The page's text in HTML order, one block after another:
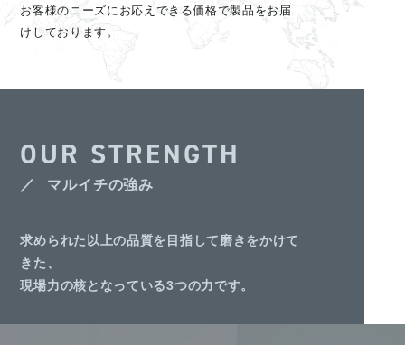
お客様のニーズにお応えできる価格で製品をお届
けしております。
OUR STRENGTH
マルイチの強み
求められた以上の品質を目指して磨きをかけて
きた、
現場力の核となっている3つの力です。